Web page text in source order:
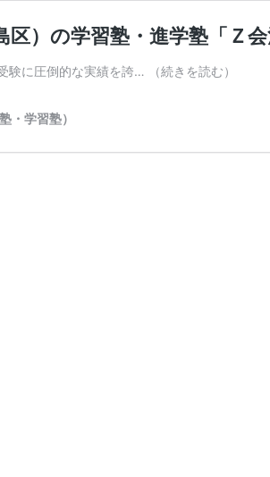
区）の学習塾・進学塾「Ｚ
験に圧倒的な実績を誇… （続きを読む）
・学習塾）